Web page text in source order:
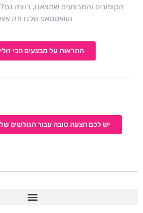
הקופונים והמבצעים שמצאנו, רוצה
הוואטסאפ שלנו וזה
התראות על מבצעים הכי
יש לכם הצעה טובה עבור הגולשים